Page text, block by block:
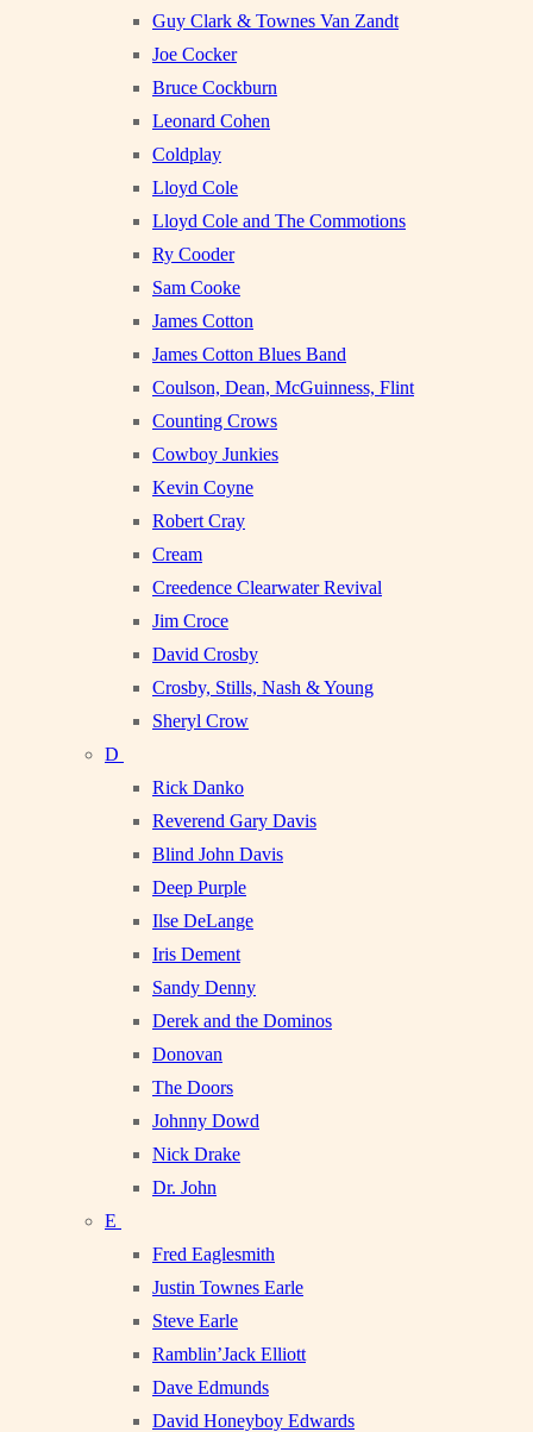
Guy Clark & Townes Van Zandt
Joe Cocker
Bruce Cockburn
Leonard Cohen
Coldplay
Lloyd Cole
Lloyd Cole and The Commotions
Ry Cooder
Sam Cooke
James Cotton
James Cotton Blues Band
Coulson, Dean, McGuinness, Flint
Counting Crows
Cowboy Junkies
Kevin Coyne
Robert Cray
Cream
Creedence Clearwater Revival
Jim Croce
David Crosby
Crosby, Stills, Nash & Young
Sheryl Crow
D
Rick Danko
Reverend Gary Davis
Blind John Davis
Deep Purple
Ilse DeLange
Iris Dement
Sandy Denny
Derek and the Dominos
Donovan
The Doors
Johnny Dowd
Nick Drake
Dr. John
E
Fred Eaglesmith
Justin Townes Earle
Steve Earle
Ramblin’Jack Elliott
Dave Edmunds
David Honeyboy Edwards